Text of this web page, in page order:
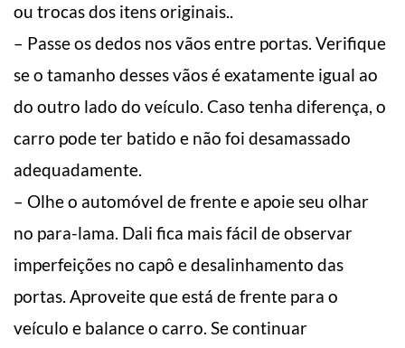
ou trocas dos itens originais..
– Passe os dedos nos vãos entre portas. Verifique
se o tamanho desses vãos é exatamente igual ao
do outro lado do veículo. Caso tenha diferença, o
carro pode ter batido e não foi desamassado
adequadamente.
– Olhe o automóvel de frente e apoie seu olhar
no para-lama. Dali fica mais fácil de observar
imperfeições no capô e desalinhamento das
portas. Aproveite que está de frente para o
veículo e balance o carro. Se continuar